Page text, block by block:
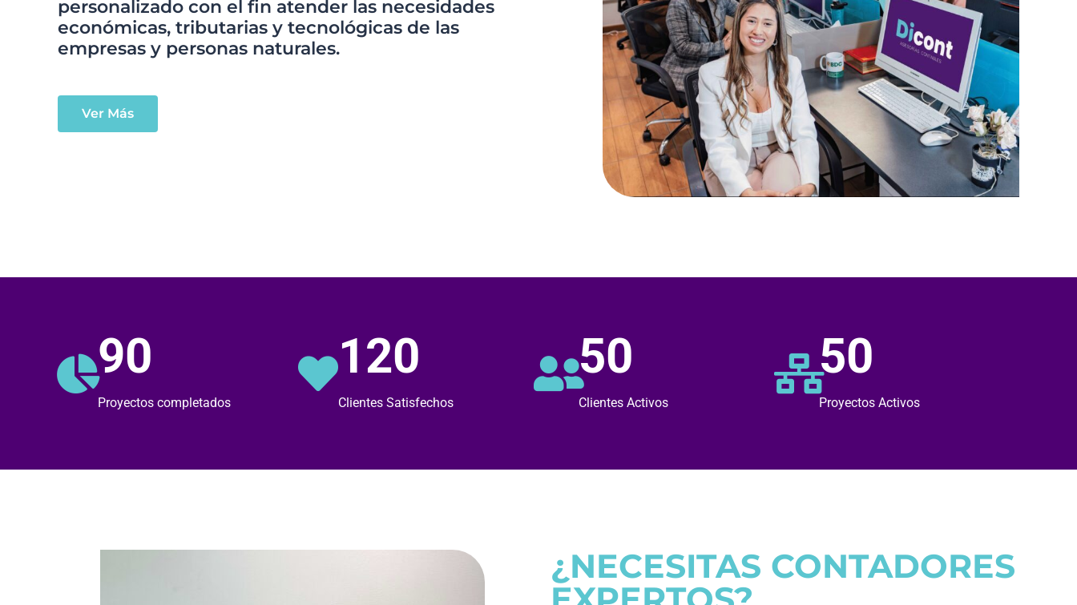
personalizado con el fin atender las necesidades
económicas, tributarias y tecnológicas de las
empresas y personas naturales.
Ver Más
90
Proyectos completados
120
Clientes Satisfechos
50
Clientes Activos
50
Proyectos Activos
¿NECESITAS CONTADORES